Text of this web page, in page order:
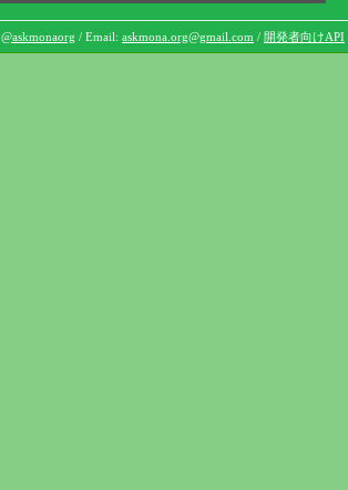
@askmonaorg / Email: askmona.org@gmail.com / 開発者向けAPI